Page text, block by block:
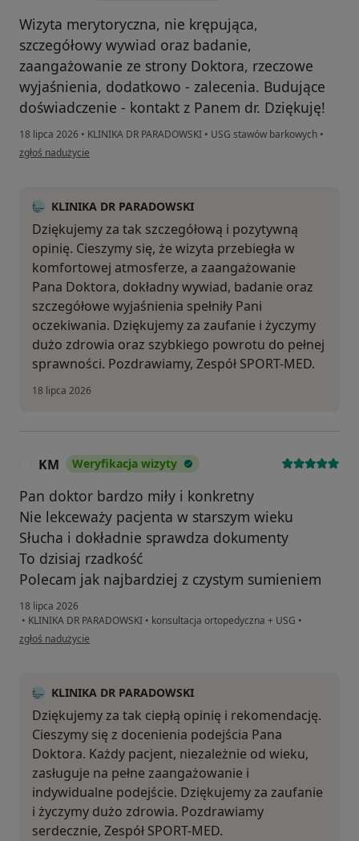
Wizyta merytoryczna, nie krępująca,
szczegółowy wywiad oraz badanie,
zaangażowanie ze strony Doktora, rzeczowe
wyjaśnienia, dodatkowo - zalecenia. Budujące
doświadczenie - kontakt z Panem dr. Dziękuję!
18 lipca 2026 • KLINIKA DR PARADOWSKI • USG stawów barkowych •
w opinii użytkownika Ewa M.
zgłoś nadużycie
KLINIKA DR PARADOWSKI
Dziękujemy za tak szczegółową i pozytywną
opinię. Cieszymy się, że wizyta przebiegła w
komfortowej atmosferze, a zaangażowanie
Pana Doktora, dokładny wywiad, badanie oraz
szczegółowe wyjaśnienia spełniły Pani
oczekiwania. Dziękujemy za zaufanie i życzymy
dużo zdrowia oraz szybkiego powrotu do pełnej
sprawności. Pozdrawiamy, Zespół SPORT-MED.
18 lipca 2026
KM Weryfikacja wizyty
Pan doktor bardzo miły i konkretny
Nie lekceważy pacjenta w starszym wieku
Słucha i dokładnie sprawdza dokumenty
To dzisiaj rzadkość
Polecam jak najbardziej z czystym sumieniem
18 lipca 2026
• KLINIKA DR PARADOWSKI • konsultacja ortopedyczna + USG •
w opinii użytkownika KM
zgłoś nadużycie
KLINIKA DR PARADOWSKI
Dziękujemy za tak ciepłą opinię i rekomendację.
Cieszymy się z docenienia podejścia Pana
Doktora. Każdy pacjent, niezależnie od wieku,
zasługuje na pełne zaangażowanie i
indywidualne podejście. Dziękujemy za zaufanie
i życzymy dużo zdrowia. Pozdrawiamy
serdecznie, Zespół SPORT-MED.